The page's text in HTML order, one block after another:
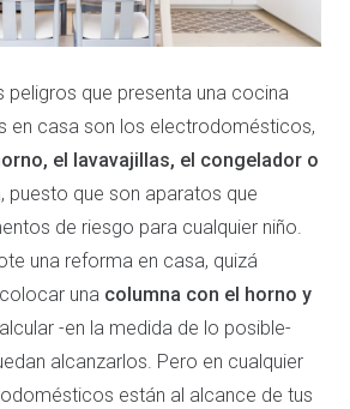
peligros que presenta una cocina
en casa son los electrodomésticos,
el lavavajillas, el congelador o
, puesto que son aparatos que
de riesgo para cualquier niño.
una reforma en casa, quizá
una columna con el horno y
-en la medida de lo posible-
alcanzarlos. Pero en cualquier
están al alcance de tus